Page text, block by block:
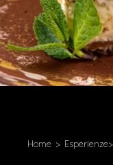
Home Esperienze